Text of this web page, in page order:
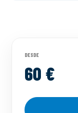
DESDE
60 €